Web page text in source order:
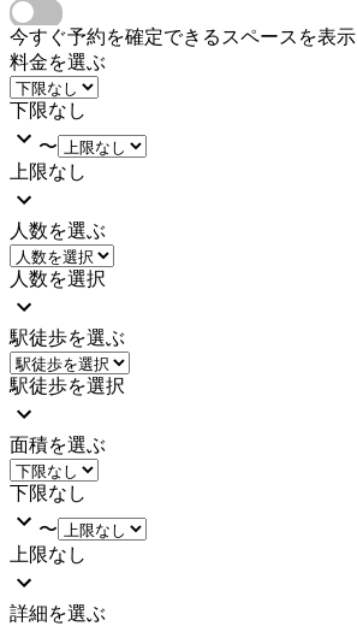
今すぐ予約を確定できるスペースを表示
料金を選ぶ
下限なし
〜
上限なし
人数を選ぶ
人数を選択
駅徒歩を選ぶ
駅徒歩を選択
面積を選ぶ
下限なし
〜
上限なし
詳細を選ぶ